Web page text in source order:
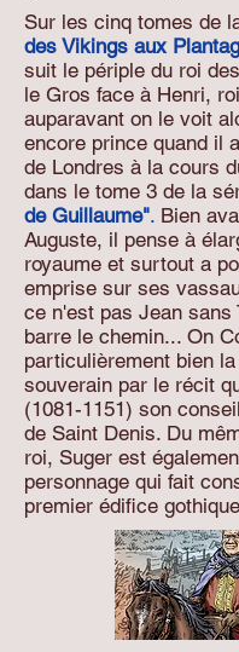
Sur les cinq tomes de
des Vikings aux
suit le périple du roi
le Gros face à Henri,
auparavant on le voit
encore prince quand il
de Londres à la cours
dans le tome 3 de la
de Guillaume". Bien
Auguste, il pense à
royaume et surtout a
emprise sur ses
ce n'est pas Jean sans
barre le chemin... On
particulièrement bien
souverain par le récit
(1081-1151) son
de Saint Denis. Du
roi, Suger est
personnage qui fait
premier édifice